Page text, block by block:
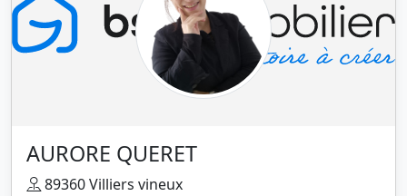
AURORE QUERET
89360 Villiers vineux